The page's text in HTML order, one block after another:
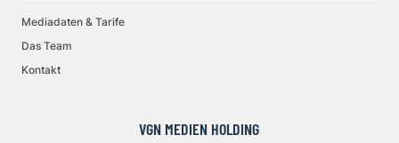
Mediadaten & Tarife
Das Team
Kontakt
VGN MEDIEN HOLDING